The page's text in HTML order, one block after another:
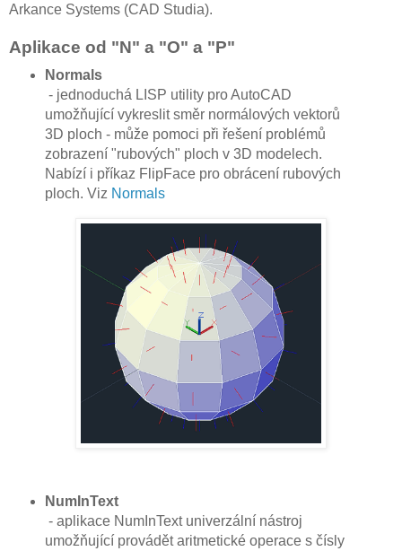
Arkance Systems (CAD Studia).
Aplikace od "N" a "O" a "P"
Normals
- jednoduchá LISP utility pro AutoCAD
umožňující vykreslit směr normálových vektorů
3D ploch - může pomoci při řešení problémů
zobrazení "rubových" ploch v 3D modelech.
Nabízí i příkaz FlipFace pro obrácení rubových
ploch. Viz Normals
NumInText
- aplikace NumInText univerzální nástroj
umožňující provádět aritmetické operace s čísly